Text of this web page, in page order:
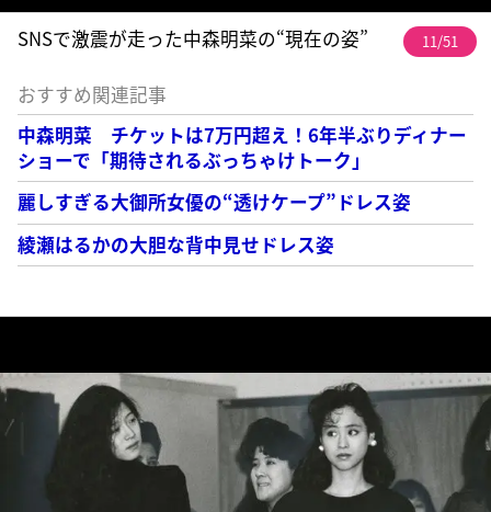
SNSで激震が走った中森明菜の“現在の姿” 11/51
おすすめ関連記事
中森明菜 チケットは7万円超え！6年半ぶりディナー
ショーで「期待されるぶっちゃけトーク」
麗しすぎる大御所女優の“透けケープ”ドレス姿
綾瀬はるかの大胆な背中見せドレス姿